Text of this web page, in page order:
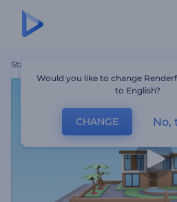
Startseite
Would you like to change
to English?
CHANGE No,